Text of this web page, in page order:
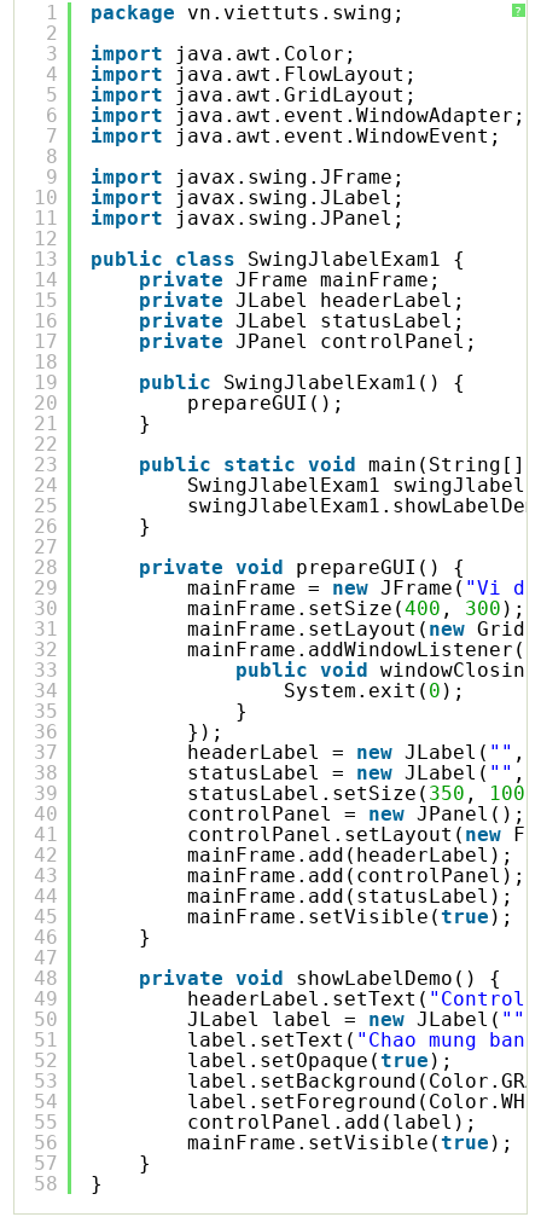
?
1
2
3
4
5
6
7
8
9
10
11
12
13
14
15
16
17
18
19
20
21
22
23
24
25
26
27
28
29
30
31
32
33
34
35
36
37
38
39
40
41
42
43
44
45
46
47
48
49
50
51
52
53
54
55
56
57
58
package
vn.viettuts.swing;
import
java.awt.Color;
import
java.awt.FlowLayout;
import
java.awt.GridLayout;
import
java.awt.event.WindowAdapter;
import
java.awt.event.WindowEvent;
import
javax.swing.JFrame;
import
javax.swing.JLabel;
import
javax.swing.JPanel;
public
class
SwingJlabelExam1 {
private
JFrame mainFrame;
private
JLabel headerLabel;
private
JLabel statusLabel;
private
JPanel controlPanel;
public
SwingJlabelExam1() {
prepareGUI();
}
public
static void
main(String[]
SwingJlabelExam1
}
private
void
prepareGUI() {
mainFrame = new JFrame( "Vi du
mainFrame.setSize(400 , 300 );
mainFrame.setLayout( new
mainFrame.addWindowListener(
public
void
System.exit( 0 );
}
});
headerLabel = new JLabel( "" ,
statusLabel = new JLabel( "" ,
statusLabel.setSize( 350 , 100
controlPanel = new JPanel();
controlPanel.setLayout( new
mainFrame.add(headerLabel);
mainFrame.add(controlPanel);
mainFrame.add(statusLabel);
mainFrame.setVisible(true );
}
private
void
showLabelDemo() {
headerLabel.setText( "Control
JLabel label = new JLabel( ""
label.setText( "Chao mung
label.setOpaque(true );
controlPanel.add(label);
mainFrame.setVisible(true );
}
}